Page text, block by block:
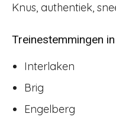
Knus, authentiek,
Treinestemmingen
Interlaken
Brig
Engelberg